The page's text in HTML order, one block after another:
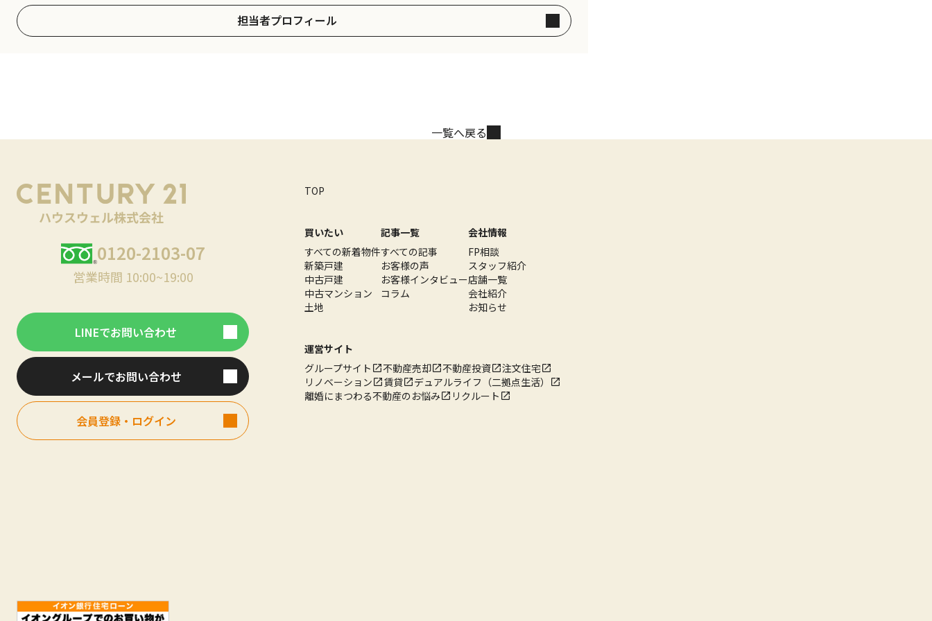
担当者プロフィール
一覧へ戻る
0120-2103-07
営業時間 10:00~19:00
LINEでお問い合わせ
メールでお問い合わせ
会員登録・ログイン
TOP
買いたい
すべての新着物件
新築戸建
中古戸建
中古マンション
土地
記事一覧
すべての記事
お客様の声
お客様インタビュー
コラム
会社情報
FP相談
スタッフ紹介
店舗一覧
会社紹介
お知らせ
運営サイト
グループサイト
不動産売却 不動産投資
注文住宅
リノベーション
賃貸
デュアルライフ（二拠点生活）
離婚にまつわる不動産のお悩み
リクルート